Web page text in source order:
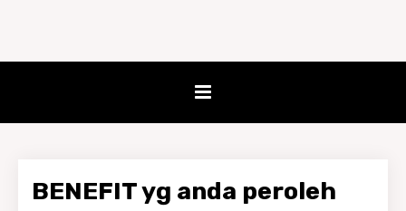
BENEFIT yg anda peroleh